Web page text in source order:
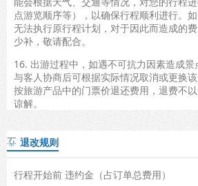
点游览顺序等），以确保行程顺利进行。
无法执行原行程计划，对于因此而造成的
少补，敬请配合。
16. 出游过程中，如遇不可抗力因素造成
与客人协商后可根据实际情况取消或更换
按旅游产品中的门票价退还费用，退费不
谅解。
 退改规则
行程开始前 违约金（占订单总费用）